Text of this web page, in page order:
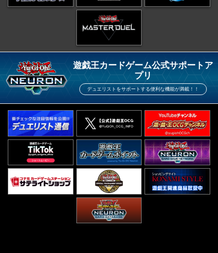
遊戯王カードゲーム公式サポートア
プリ
デュエリストをサポートする便利な機能が満載！！